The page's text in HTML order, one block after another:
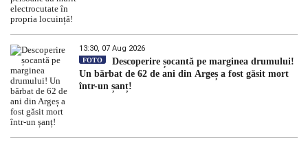
13:30, 07 Aug 2026
FOTO
Descoperire șocantă pe marginea drumului!
Un bărbat de 62 de ani din Argeș a fost găsit mort
într-un șanț!